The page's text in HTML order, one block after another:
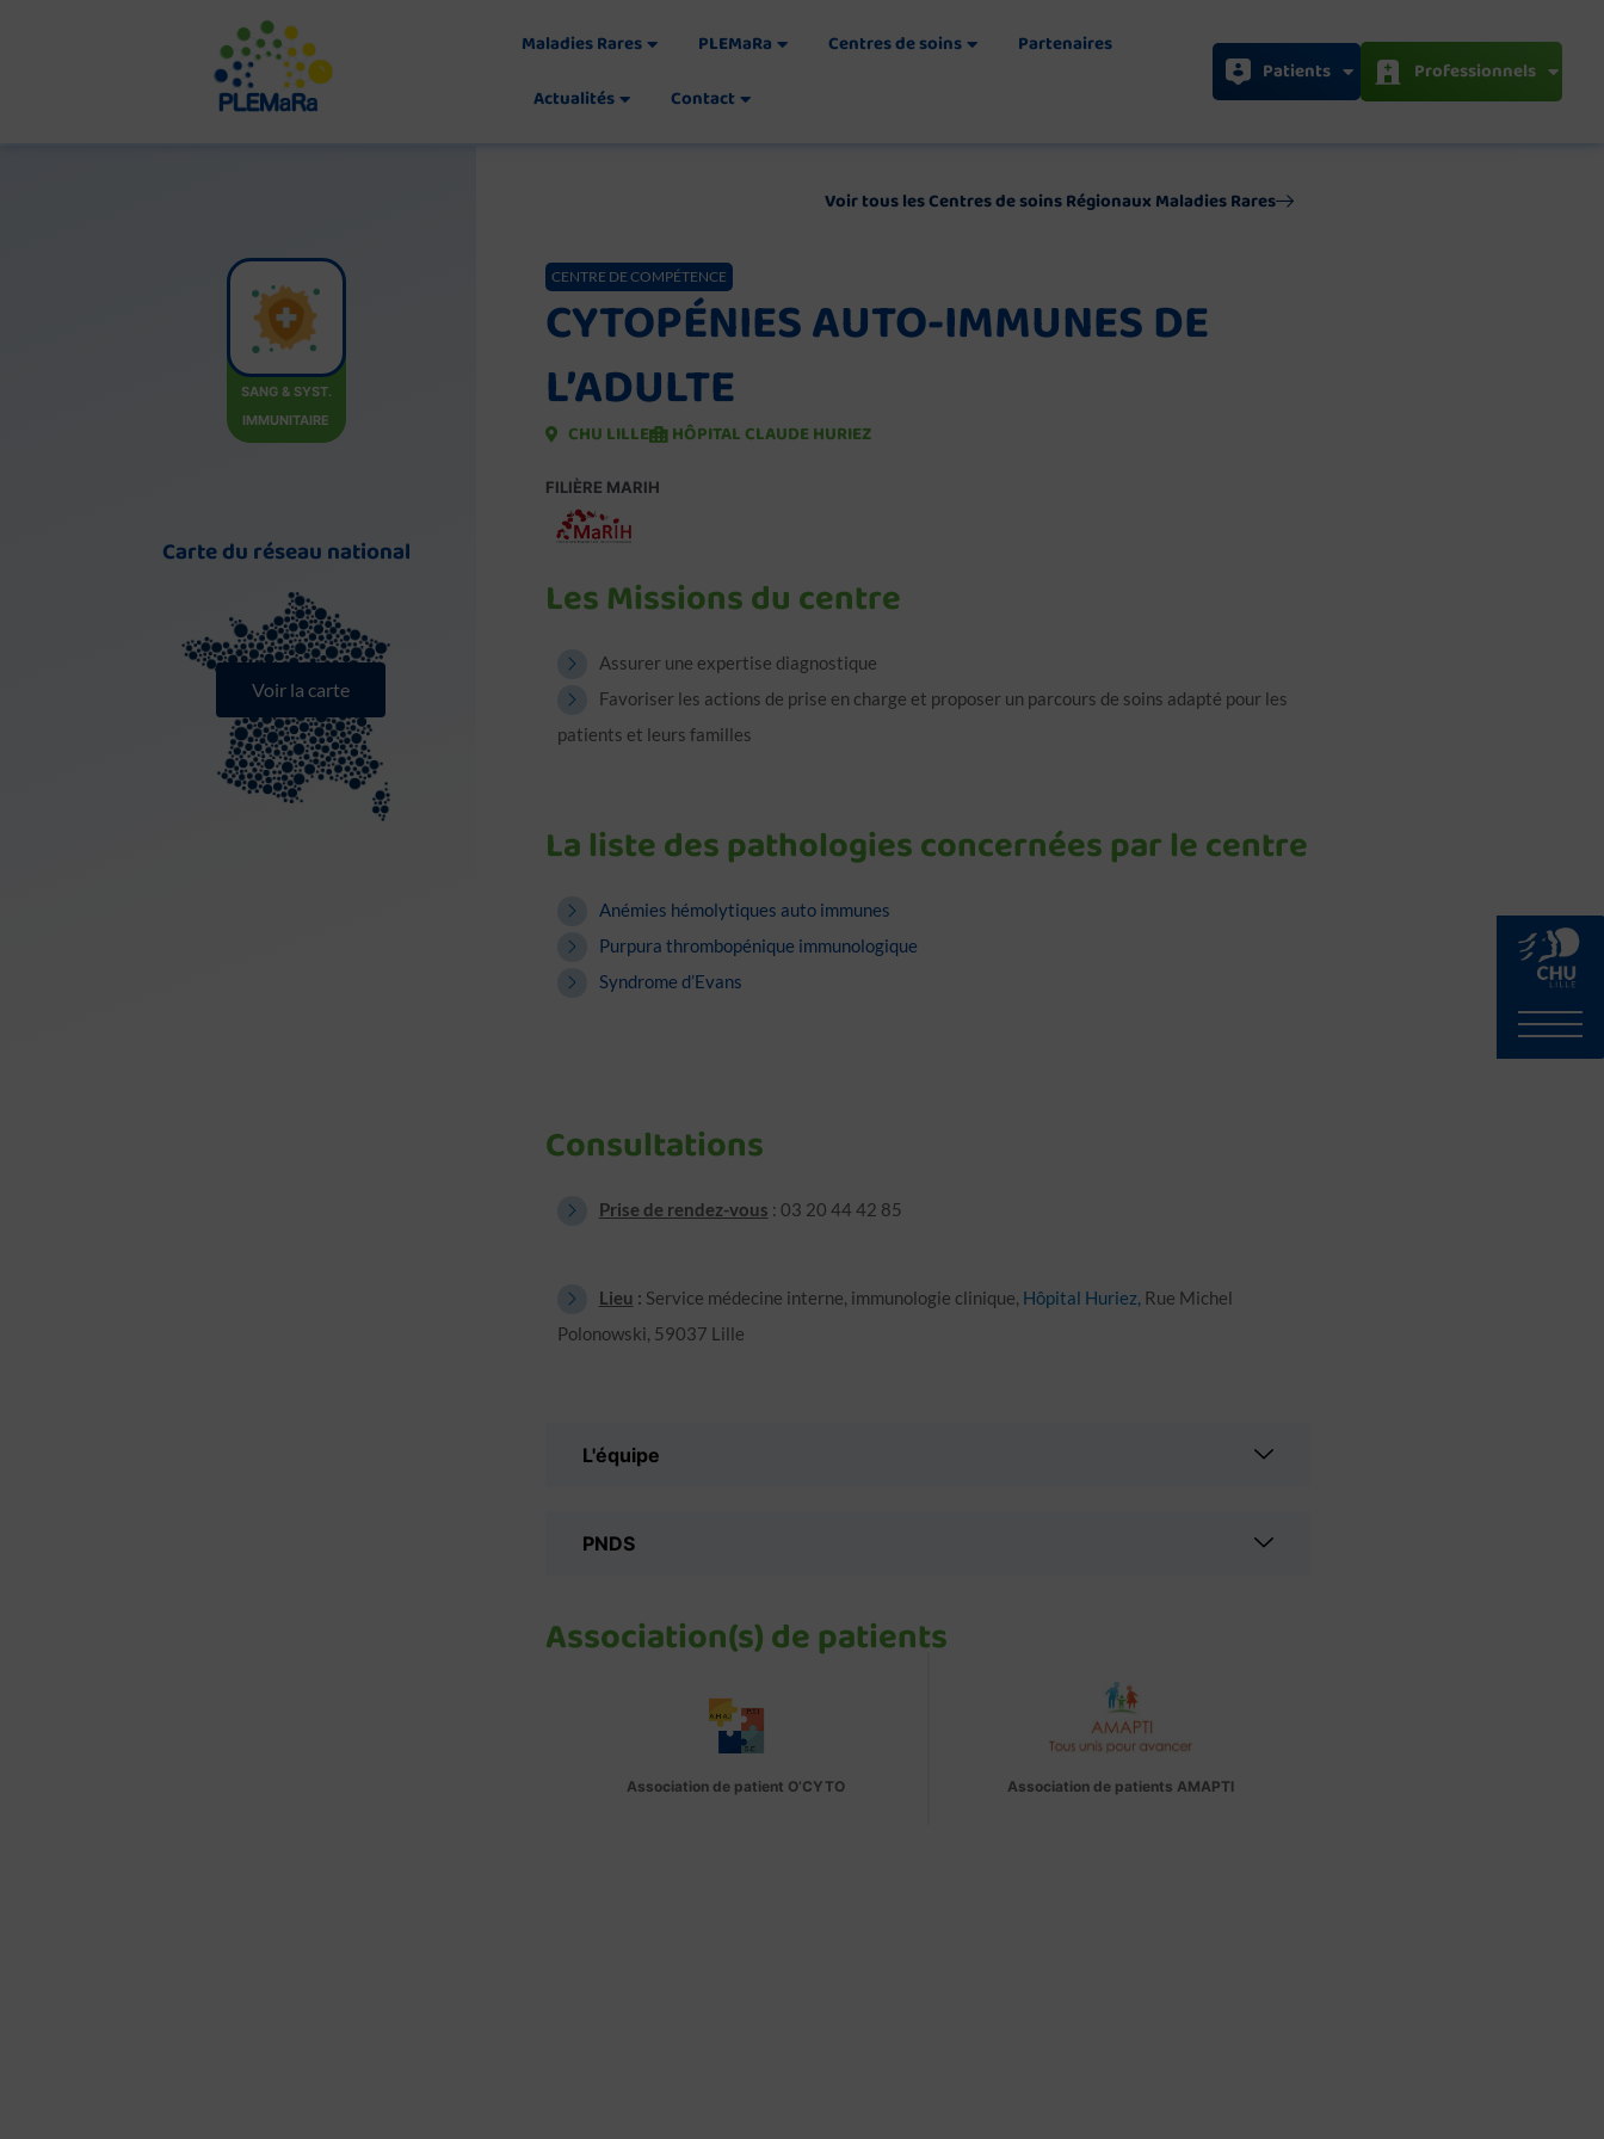
Maladies Rares PLEMaRa Centres de soins
Partenaires
Actualités
Contact
Patients Professionnels
SANG & SYST.
IMMUNITAIRE
Carte du réseau national
Voir la carte
Voir tous les Centres de soins Régionaux Maladies Rares
CENTRE DE COMPÉTENCE
CYTOPÉNIES AUTO-IMMUNES DE
L’ADULTE
CHU LILLE HÔPITAL CLAUDE HURIEZ
FILIÈRE MARIH
Les Missions du centre
Assurer une expertise diagnostique
Favoriser les actions de prise en charge et proposer un parcours de soins adapté pour les
patients et leurs familles
La liste des pathologies concernées par le centre
Anémies hémolytiques auto immunes
Purpura thrombopénique immunologique
Syndrome d’Evans
Consultations
Prise de rendez-vous : 03 20 44 42 85
Lieu : Service médecine interne, immunologie clinique, Hôpital Huriez, Rue Michel
Polonowski, 59037 Lille
L'équipe
PNDS
Association(s) de patients
Association de patient O’CYTO Association de patients AMAPTI